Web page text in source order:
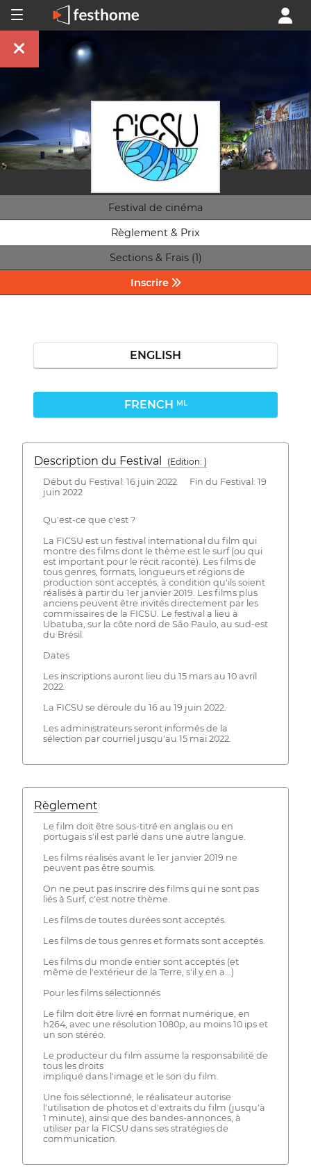
Festival de cinéma
Règlement & Prix
Sections & Frais (1)
Inscrire
ENGLISH
FRENCH ML
Description du Festival
( Edition: )
Début du Festival: 16 juin 2022 Fin du Festival: 19
juin 2022
Qu'est-ce que c'est ?
La FICSU est un festival international du film qui
montre des films dont le thème est le surf (ou qui
est important pour le récit raconté). Les films de
tous genres, formats, longueurs et régions de
production sont acceptés, à condition qu'ils soient
réalisés à partir du 1er janvier 2019. Les films plus
anciens peuvent être invités directement par les
commissaires de la FICSU. Le festival a lieu à
Ubatuba, sur la côte nord de São Paulo, au sud-est
du Brésil.
Dates
Les inscriptions auront lieu du 15 mars au 10 avril
2022.
La FICSU se déroule du 16 au 19 juin 2022.
Les administrateurs seront informés de la
sélection par courriel jusqu'au 15 mai 2022.
Règlement
Le film doit être sous-titré en anglais ou en
portugais s'il est parlé dans une autre langue.
Les films réalisés avant le 1er janvier 2019 ne
peuvent pas être soumis.
On ne peut pas inscrire des films qui ne sont pas
liés à Surf, c'est notre thème.
Les films de toutes durées sont acceptés.
Les films de tous genres et formats sont acceptés.
Les films du monde entier sont acceptés (et
même de l'extérieur de la Terre, s'il y en a...)
Pour les films sélectionnés
Le film doit être livré en format numérique, en
h264, avec une résolution 1080p, au moins 10 ips et
un son stéréo.
Le producteur du film assume la responsabilité de
tous les droits
impliqué dans l'image et le son du film.
Une fois sélectionné, le réalisateur autorise
l'utilisation de photos et d'extraits du film (jusqu'à
1 minute), ainsi que des bandes-annonces, à
utiliser par la FICSU dans ses stratégies de
communication.